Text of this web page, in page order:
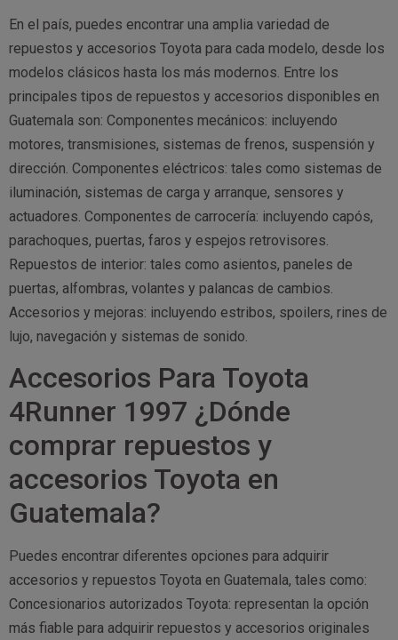
En el país, puedes encontrar una amplia variedad de
repuestos y accesorios Toyota para cada modelo, desde los
modelos clásicos hasta los más modernos. Entre los
principales tipos de repuestos y accesorios disponibles en
Guatemala son: Componentes mecánicos: incluyendo
motores, transmisiones, sistemas de frenos, suspensión y
dirección. Componentes eléctricos: tales como sistemas de
iluminación, sistemas de carga y arranque, sensores y
actuadores. Componentes de carrocería: incluyendo capós,
parachoques, puertas, faros y espejos retrovisores.
Repuestos de interior: tales como asientos, paneles de
puertas, alfombras, volantes y palancas de cambios.
Accesorios y mejoras: incluyendo estribos, spoilers, rines de
lujo, navegación y sistemas de sonido.
Accesorios Para Toyota
4Runner 1997 ¿Dónde
comprar repuestos y
accesorios Toyota en
Guatemala?
Puedes encontrar diferentes opciones para adquirir
accesorios y repuestos Toyota en Guatemala, tales como:
Concesionarios autorizados Toyota: representan la opción
más fiable para adquirir repuestos y accesorios originales